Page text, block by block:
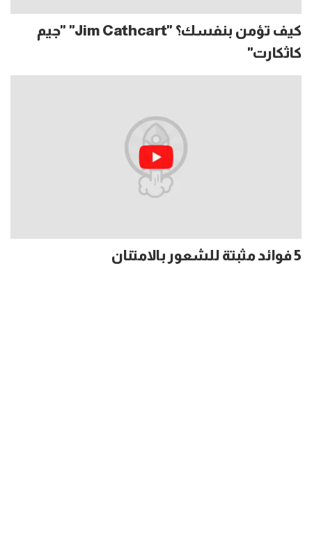
كيف تؤمن بنفسك؟ "Jim Cathcart" "جيم
كاثكارت"
5 فوائد مثبتة للشعور بالامتنان